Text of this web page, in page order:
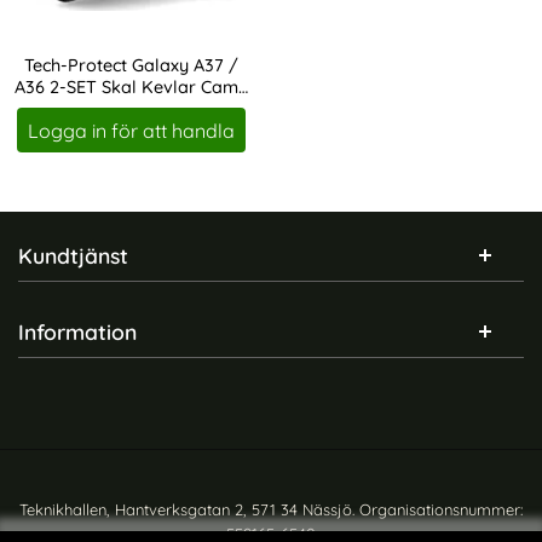
Tech-Protect Galaxy A37 /
A36 2-SET Skal Kevlar Cam+
Svart
Art. nr 247343
Logga in för att handla
Sidfot Blandad info och länkar
Kundtjänst
Information
Teknikhallen, Hantverksgatan 2, 571 34 Nässjö. Organisationsnummer:
559165-6540